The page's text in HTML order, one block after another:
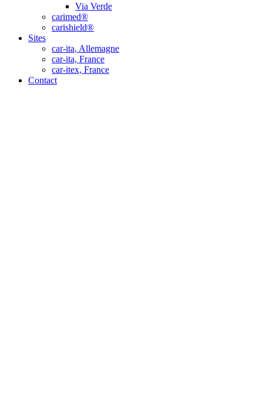
Via Verde
carimed®
carishield®
Sites
car-ita, Allemagne
car-ita, France
car-itex, France
Contact